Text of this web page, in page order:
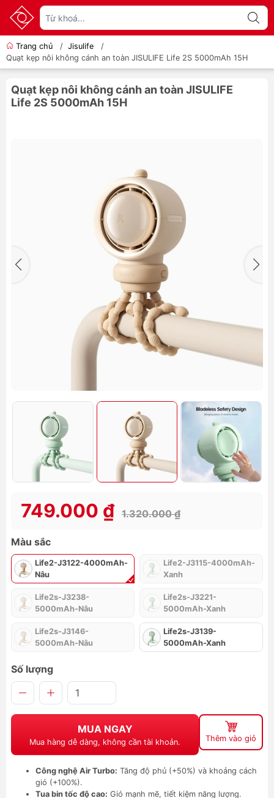
Trang chủ / Jisulife
/
Quạt kẹp nôi không cánh an toàn JISULIFE Life 2S 5000mAh 15H
Quạt kẹp nôi không cánh an toàn JISULIFE
Life 2S 5000mAh 15H
749.000 ₫ 1.320.000 ₫
Màu sắc
Life2-J3122-4000mAh-
Nâu
Life2-J3115-4000mAh-
Xanh
Life2s-J3238-
5000mAh-Nâu
Life2s-J3221-
5000mAh-Xanh
Life2s-J3146-
5000mAh-Nâu
Life2s-J3139-
5000mAh-Xanh
Số lượng
MUA NGAY
Mua hàng dễ dàng, không cần tài khoản. Thêm vào giỏ
Công nghệ Air Turbo: Tăng độ phủ (+50%) và khoảng cách
gió (+100%).
Tua bin tốc độ cao: Gió mạnh mẽ, tiết kiệm năng lượng.